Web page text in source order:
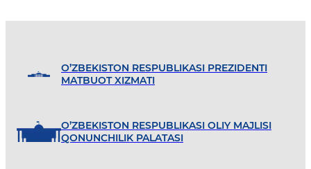
O’ZBEKISTON RESPUBLIKASI PREZIDENTI
MATBUOT XIZMATI
O’ZBEKISTON RESPUBLIKASI OLIY MAJLISI
QONUNCHILIK PALATASI